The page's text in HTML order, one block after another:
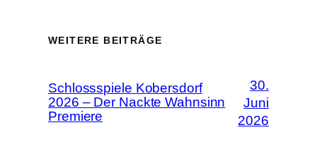
WEITERE BEITRÄGE
Schlossspiele Kobersdorf
2026 – Der Nackte Wahnsinn
Premiere
30.
Juni
2026